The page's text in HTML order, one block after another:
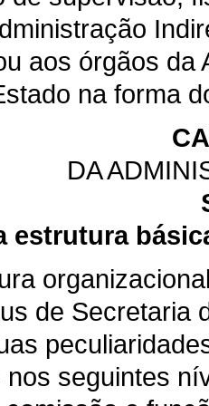
aos órgãos da
na forma
DA
estrutura
de Secretaria
nos seguintes